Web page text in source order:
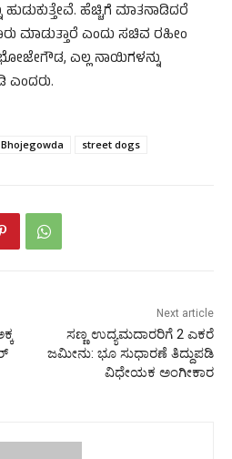
ಹೆಚ್ಚಿಗೆ ಮಾತನಾಡಿದರೆ
ಮಾಡುತ್ತಾರೆ ಎಂದು ಸಚಿವ ರಹೀಂ
ಎಲ್ಲ ನಾಯಿಗಳನ್ನು
Bhojegowda street dogs
Next article
ಸಣ್ಣ ಉದ್ಯಮದಾರರಿಗೆ 2 ಎಕರೆ
ಜಮೀನು: ಭೂ ಸುಧಾರಣೆ ತಿದ್ದುಪಡಿ
ವಿಧೇಯಕ ಅಂಗೀಕಾರ